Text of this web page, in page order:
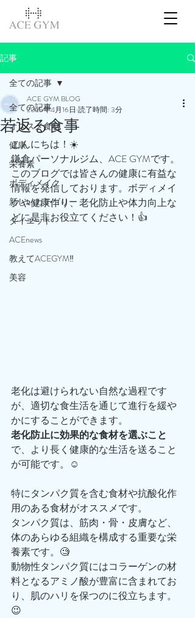
記事
全ての記事
オススメ食材
健康
栄養素
ボディメイク
新しいカテゴリー
ダイエット
ACEnews
教えてACEGYM‼️
美容
全ての記事
若返る食事
ACE GYM BLOG
2025年4月16日 読了時間: 3分
こんにちは！☀️
鎌倉パーソナルジム、ACE GYMです。
このブログでは皆さんの健康に有益な
情報を発信しております。ボディメイ
クや健康作り、老化防止や体力向上な
どに是非お役立てください！👍
老化は避けられない自然な過程です
が、適切な食生活を通じて進行を緩や
かにすることができます。
老化防止に効果的な食材を選ぶこと
で、より長く健康的な生活を送ること
が可能です。☺️
特にタンパク質を含む食材や抗酸化作
用のある食材がオススメです。
タンパク質は、筋肉・骨・皮膚など、
体のあらゆる組織を構成する重要な栄
養素です。🧐
動物性タンパク質にはコラーゲンの材
料となるアミノ酸が豊富に含まれてお
り、肌のハリを保つのに役立ちます。
😉